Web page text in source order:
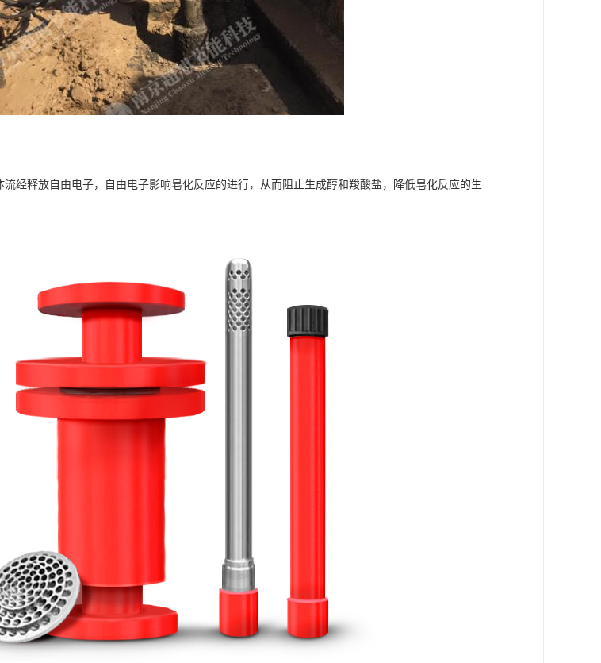
经释放自由电子，自由电子影响皂化反应的进行，从而阻止生成醇和羧酸盐，降低皂化反应的生